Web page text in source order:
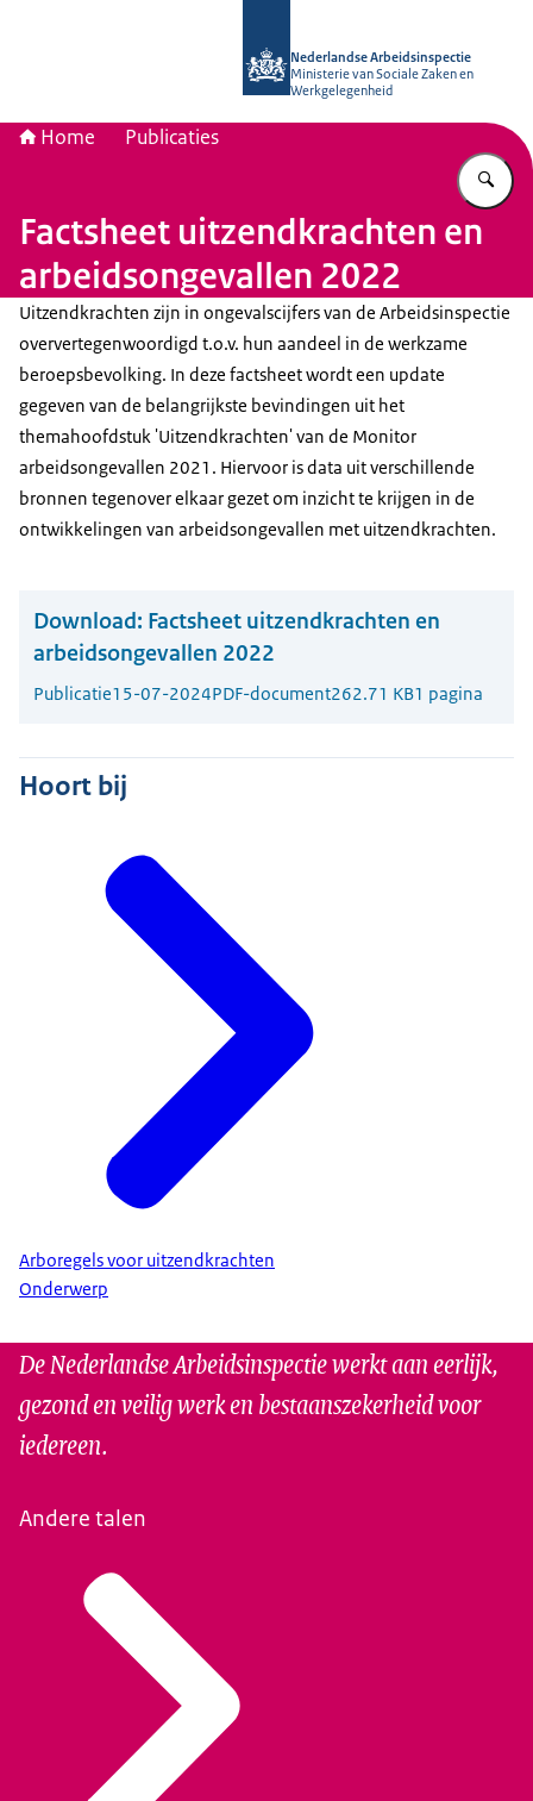
Nederlandse Arbeidsinspectie
Ministerie van Sociale Zaken en
Werkgelegenheid
Home Publicaties
Factsheet uitzendkrachten en
arbeidsongevallen 2022
Uitzendkrachten zijn in ongevalscijfers van de Arbeidsinspectie
oververtegenwoordigd t.o.v. hun aandeel in de werkzame
beroepsbevolking. In deze factsheet wordt een update
gegeven van de belangrijkste bevindingen uit het
themahoofdstuk 'Uitzendkrachten' van de Monitor
arbeidsongevallen 2021. Hiervoor is data uit verschillende
bronnen tegenover elkaar gezet om inzicht te krijgen in de
ontwikkelingen van arbeidsongevallen met uitzendkrachten.
Download: Factsheet uitzendkrachten en
arbeidsongevallen 2022
Publicatie15-07-2024PDF-document262.71 KB1 pagina
Hoort bij
Arboregels voor uitzendkrachten
Onderwerp
De Nederlandse Arbeidsinspectie werkt aan eerlijk,
gezond en veilig werk en bestaanszekerheid voor
iedereen.
Andere talen